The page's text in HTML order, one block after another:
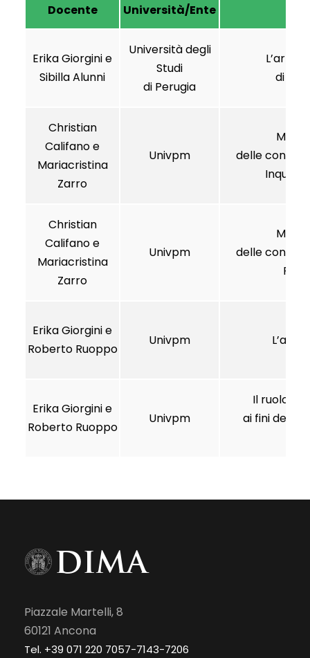
Docente Università/Ente
Erika Giorgini e
Sibilla Alunni
Università degli
Studi
di Perugia
di
Christian
Califano e
Mariacristina
Zarro
Univpm
delle
Christian
Califano e
Mariacristina
Zarro
Univpm
delle
Erika Giorgini e
Roberto Ruoppo
Univpm
Erika Giorgini e
Roberto Ruoppo
Univpm
Il ruolo
ai fini della
Piazzale Martelli, 8
60121 Ancona
Tel. +39 071 220 7057-7143-7206